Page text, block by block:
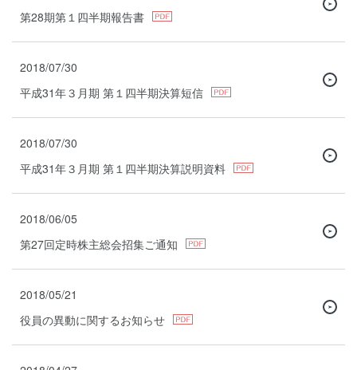
第28期第１四半期報告書
2018/07/30
平成31年３月期 第１四半期決算短信
2018/07/30
平成31年３月期 第１四半期決算説明資料
2018/06/05
第27回定時株主総会招集ご通知
2018/05/21
役員の異動に関するお知らせ